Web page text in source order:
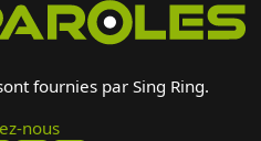
fournies par Sing Ring.
nous